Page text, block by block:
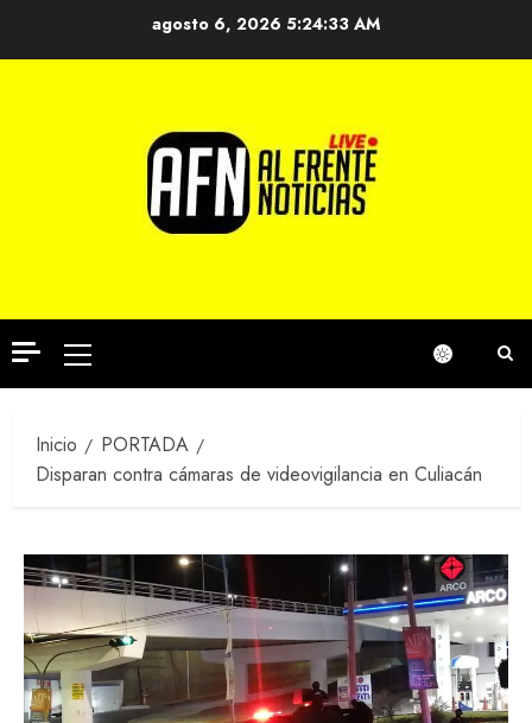
agosto 6, 2026 5:24:34 AM
Menú
principal
Inicio
PORTADA
Disparan contra cámaras de videovigilancia en Culiacán